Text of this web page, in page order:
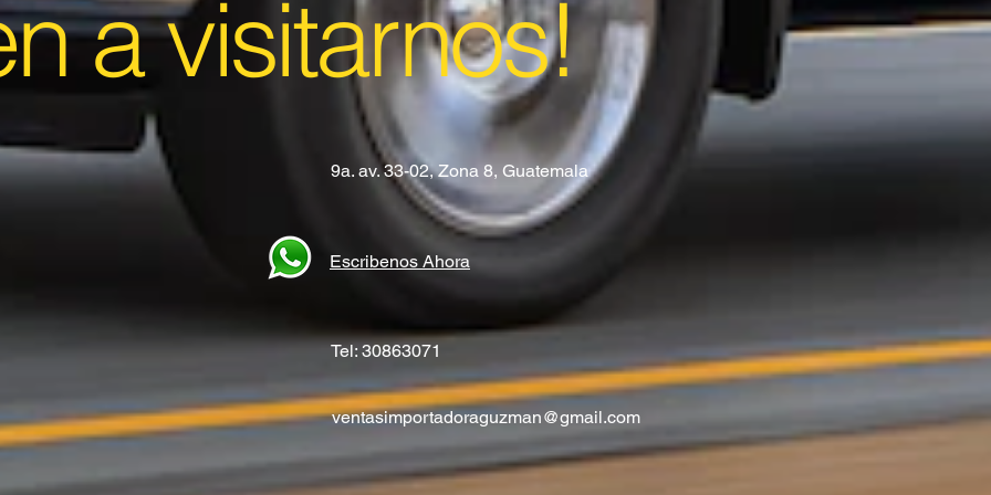
a visitarnos!
9a. av. 33-02, Zona 8, Guatemala
Escribenos Ahora
Tel: 30863071
ventasimportadoraguzman@gmail.com